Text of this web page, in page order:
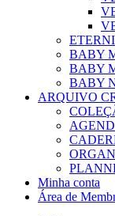
BABY
BABY
BABY
ARQUIVO
Minha conta
Área de